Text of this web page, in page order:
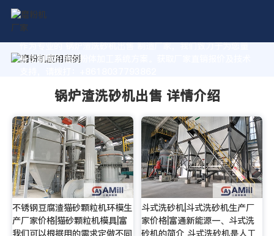
作为专业的 锅炉渣洗砂机出售 制造厂家，我们致力于为您量
身定制高价值的粉体加工系统方案。获取厂家直销报价及技术
锅炉渣洗砂机出售 详情介绍
不锈钢豆腐渣猫砂颗粒机环模生
产厂家价格|猫砂颗粒机模具|富
斗式洗砂机|斗式洗砂机生产厂
家价格|富通新能源一、斗式洗